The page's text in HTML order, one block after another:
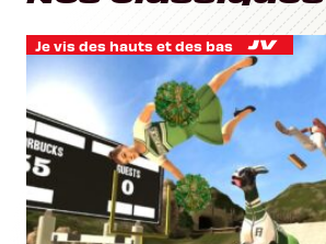
Je vis des hauts et des bas